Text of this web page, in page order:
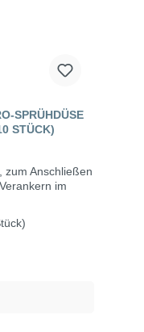
SPRÜHDÜSE
STÜCK)
zum Anschließen
im